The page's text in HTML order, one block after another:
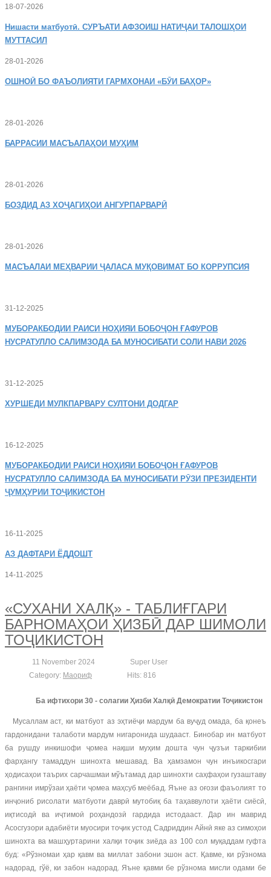
18-07-2026
Нишасти матбуотӣ. СУРЪАТИ АФЗОИШ НАТИҶАИ ТАЛОШҲОИ
МУТТАСИЛ
28-01-2026
ОШНОӢ БО ФАЪОЛИЯТИ ГАРМХОНАИ «БӮИ БАҲОР»
28-01-2026
БАРРАСИИ МАСЪАЛАҲОИ МУҲИМ
28-01-2026
БОЗДИД АЗ ХОҶАГИҲОИ АНГУРПАРВАРӢ
28-01-2026
МАСЪАЛАИ МЕҲВАРИИ ҶАЛАСА МУҚОВИМАТ БО КОРРУПСИЯ
31-12-2025
МУБОРАКБОДИИ РАИСИ НОҲИЯИ БОБОҶОН ҒАФУРОВ
НУСРАТУЛЛО САЛИМЗОДА БА МУНОСИБАТИ СОЛИ НАВИ 2026
31-12-2025
ХУРШЕДИ МУЛКПАРВАРУ СУЛТОНИ ДОДГАР
16-12-2025
МУБОРАКБОДИИ РАИСИ НОҲИЯИ БОБОҶОН ҒАФУРОВ
НУСРАТУЛЛО САЛИМЗОДА БА МУНОСИБАТИ РӮЗИ ПРЕЗИДЕНТИ
ҶУМҲУРИИ ТОҶИКИСТОН
16-11-2025
АЗ ДАФТАРИ ЁДДОШТ
14-11-2025
«СУХАНИ ХАЛҚ» - ТАБЛИҒГАРИ
БАРНОМАҲОИ ҲИЗБӢ ДАР ШИМОЛИ
ТОҶИКИСТОН
11 November 2024
Super User
Category: Маориф Hits: 816
Ба ифтихори 30 - солагии Ҳизби Халқӣ Демократии Тоҷикистон
Мусаллам аст, ки матбуот аз эҳтиёҷи мардум ба вуҷуд омада, ба қонеъ
гардонидани талаботи мардум нигаронида шудааст. Бинобар ин матбуот
ба рушду инкишофи ҷомеа нақши муҳим дошта чун ҷузъи таркибии
фарҳангу тамаддун шинохта мешавад. Ва ҳамзамон чун инъикосгари
ҳодисаҳои таърих сарчашмаи мўътамад дар шинохти саҳфаҳои гузаштаву
рангини имрўзаи ҳаёти ҷомеа маҳсуб меёбад. Яъне аз оғози фаъолият то
инҷониб рисолати матбуоти даврӣ мутобиқ ба таҳаввулоти ҳаёти сиёсӣ,
иқтисодӣ ва иҷтимоӣ роҳандозӣ гардида истодааст. Дар ин маврид
Асосгузори адабиёти муосири тоҷик устод Садриддин Айнӣ яке аз симоҳои
шинохта ва машҳуртарини халқи тоҷик зиёда аз 100 сол муқаддам гуфта
буд: «Рўзномаи ҳар қавм ва миллат забони эшон аст. Қавме, ки рўзнома
надорад, гўё, ки забон надорад. Яъне қавми бе рўзнома мисли одами бе